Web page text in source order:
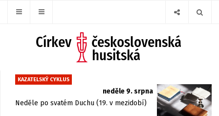
KAZATELSKÝ CYKLUS
neděle 9. srpna
Neděle po svatém Duchu (19. v mezidobí)